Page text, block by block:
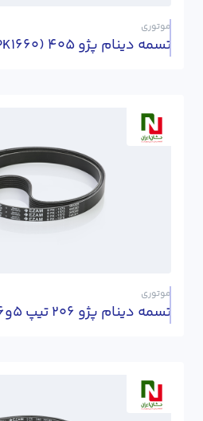
موتوری
تسمه دینام پژو 405 (6PK1660) - ساخت آلمان
موتوری